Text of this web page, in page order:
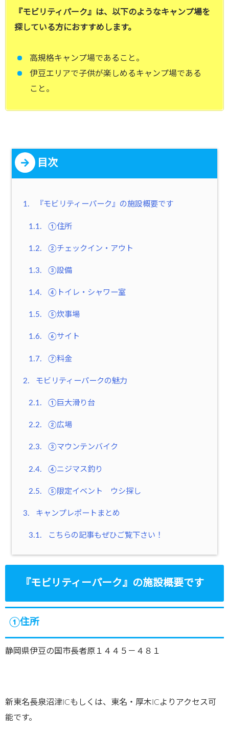
『モビリティパーク』は、以下のようなキャンプ場を
探している方におすすめします。
高規格キャンプ場であること。
伊豆エリアで子供が楽しめるキャンプ場である
こと。
目次
1. 『モビリティーパーク』の施設概要です
1.1. ①住所
1.2. ②チェックイン・アウト
1.3. ③設備
1.4. ④トイレ・シャワー室
1.5. ⑤炊事場
1.6. ⑥サイト
1.7. ⑦料金
2. モビリティーパークの魅力
2.1. ①巨大滑り台
2.2. ②広場
2.3. ③マウンテンバイク
2.4. ④ニジマス釣り
2.5. ⑤限定イベント ウシ探し
3. キャンプレポートまとめ
3.1. こちらの記事もぜひご覧下さい！
『モビリティーパーク』の施設概要です
①住所
静岡県伊豆の国市長者原１４４５－４８１
新東名長泉沼津ICもしくは、東名・厚木ICよりアクセス可
能です。